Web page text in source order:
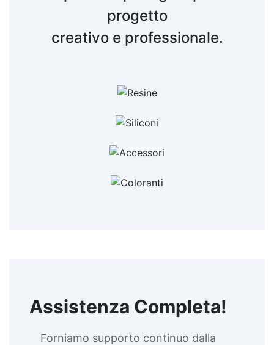
progetto
creativo e professionale.
Assistenza Completa!
Forniamo supporto continuo dalla